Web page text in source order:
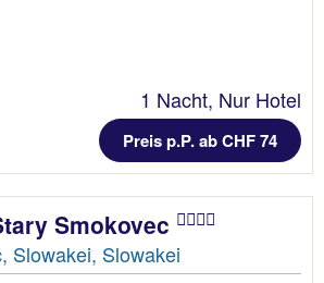
1 Nacht, Nur Hotel
Preis p.P. ab CHF 74
Smokovec
Slowakei, Slowakei